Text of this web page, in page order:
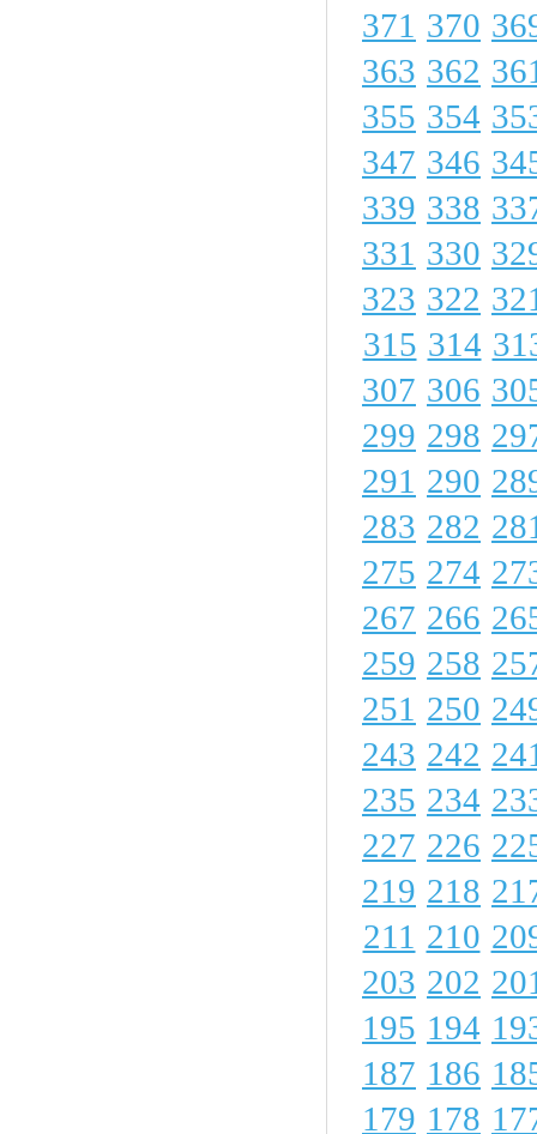
371 370
363 362
355 354
347 346
339 338
331 330
323 322
315 314
307 306
299 298
291 290
283 282
275 274
267 266
259 258
251 250
243 242
235 234
227 226
219 218
211 210
203 202
195 194
187 186
179 178